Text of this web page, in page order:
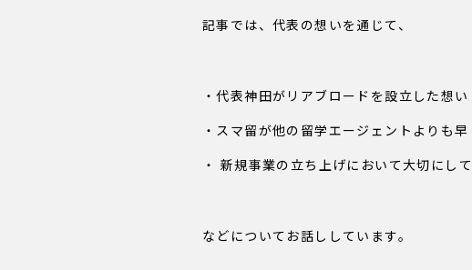
記事では、代表の想いを通じて、
・代表神田がリアブロードを設立した想い
・スマ留が他の留学エージェントよりも
・ 新規事業の立ち上げにおいて大切にし
などについてお話ししています。